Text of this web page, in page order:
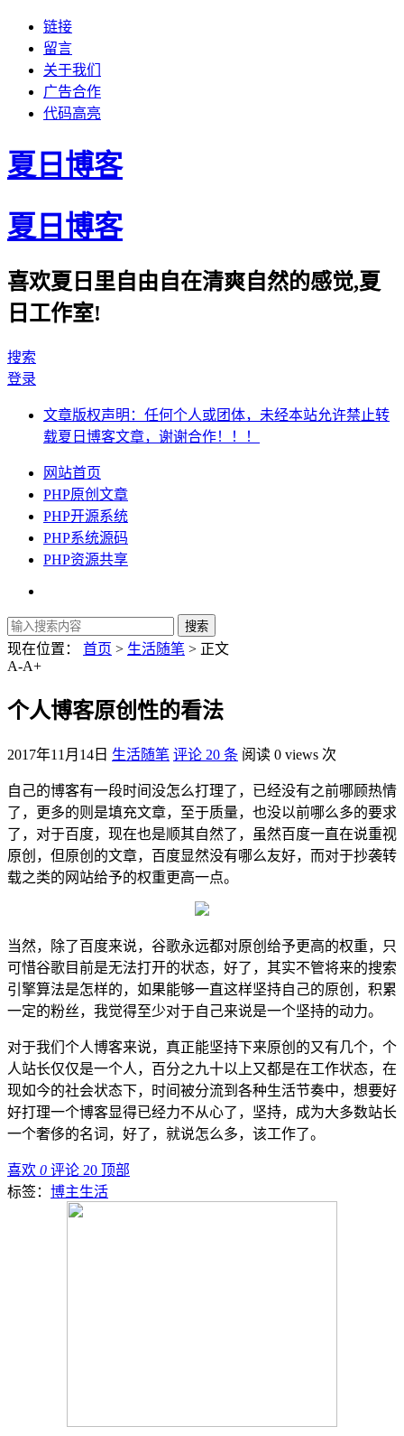
链接
留言
关于我们
广告合作
代码高亮
夏日博客
夏日博客
喜欢夏日里自由自在清爽自然的感觉,夏
日工作室!
搜索
登录
文章版权声明：任何个人或团体，未经本站允许禁止转
载夏日博客文章，谢谢合作！！！
网站首页
PHP原创文章
PHP开源系统
PHP系统源码
PHP资源共享
现在位置： 首页 > 生活随笔 > 正文
A-A+
个人博客原创性的看法
2017年11月14日 生活随笔 评论 20 条 阅读 0 views 次
自己的博客有一段时间没怎么打理了，已经没有之前哪顾热情
了，更多的则是填充文章，至于质量，也没以前哪么多的要求
了，对于百度，现在也是顺其自然了，虽然百度一直在说重视
原创，但原创的文章，百度显然没有哪么友好，而对于抄袭转
载之类的网站给予的权重更高一点。
当然，除了百度来说，谷歌永远都对原创给予更高的权重，只
可惜谷歌目前是无法打开的状态，好了，其实不管将来的搜索
引擎算法是怎样的，如果能够一直这样坚持自己的原创，积累
一定的粉丝，我觉得至少对于自己来说是一个坚持的动力。
对于我们个人博客来说，真正能坚持下来原创的又有几个，个
人站长仅仅是一个人，百分之九十以上又都是在工作状态，在
现如今的社会状态下，时间被分流到各种生活节奏中，想要好
好打理一个博客显得已经力不从心了，坚持，成为大多数站长
一个奢侈的名词，好了，就说怎么多，该工作了。
喜欢 0 评论 20 顶部
标签： 博主生活